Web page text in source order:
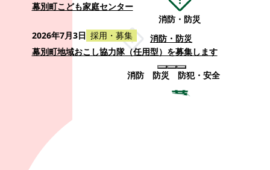
消防・防災
消防・防災
消防 防災 防犯・安全
幕別町こども家庭センター
2026年7月3日 採用・募集
幕別町地域おこし協力隊（任用型）を募集します